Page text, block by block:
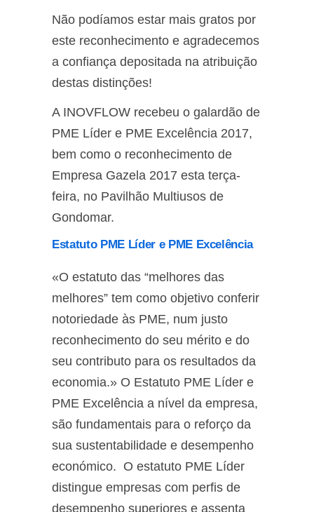
Não podíamos estar mais gratos por
este reconhecimento e agradecemos
a confiança depositada na atribuição
destas distinções!
A INOVFLOW recebeu o galardão de
PME Líder e PME Excelência 2017,
bem como o reconhecimento de
Empresa Gazela 2017 esta terça-
feira, no Pavilhão Multiusos de
Gondomar.
Estatuto PME Líder e PME Excelência
«O estatuto das “melhores das
melhores” tem como objetivo conferir
notoriedade às PME, num justo
reconhecimento do seu mérito e do
seu contributo para os resultados da
economia.» O Estatuto PME Líder e
PME Excelência a nível da empresa,
são fundamentais para o reforço da
sua sustentabilidade e desempenho
económico. O estatuto PME Líder
distingue empresas com perfis de
desempenho superiores e assenta